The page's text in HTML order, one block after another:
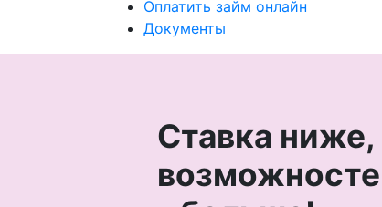
Оплатить займ онлайн
Документы
Ставка ниже,